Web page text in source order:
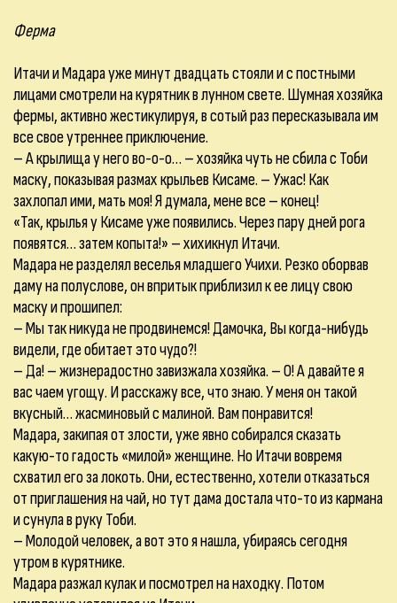
Ферма
Итачи и Мадара уже минут двадцать стояли и с постными
лицами смотрели на курятник в лунном свете. Шумная хозяйка
фермы, активно жестикулируя, в сотый раз пересказывала им
все свое утреннее приключение.
– А крылища у него во-о-о… – хозяйка чуть не сбила с Тоби
маску, показывая размах крыльев Кисаме. – Ужас! Как
захлопал ими, мать моя! Я думала, мене все – конец!
«Так, крылья у Кисаме уже появились. Через пару дней рога
появятся… затем копыта!» – хихикнул Итачи.
Мадара не разделял веселья младшего Учихи. Резко оборвав
даму на полуслове, он впритык приблизил к ее лицу свою
маску и прошипел:
– Мы так никуда не продвинемся! Дамочка, Вы когда-нибудь
видели, где обитает это чудо?!
– Да! – жизнерадостно завизжала хозяйка. – О! А давайте я
вас чаем угощу. И расскажу все, что знаю. У меня он такой
вкусный… жасминовый с малиной. Вам понравится!
Мадара, закипая от злости, уже явно собирался сказать
какую-то гадость «милой» женщине. Но Итачи вовремя
схватил его за локоть. Они, естественно, хотели отказаться
от приглашения на чай, но тут дама достала что-то из кармана
и сунула в руку Тоби.
– Молодой человек, а вот это я нашла, убираясь сегодня
утром в курятнике.
Мадара разжал кулак и посмотрел на находку. Потом